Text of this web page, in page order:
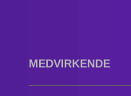
MEDVIRKENDE